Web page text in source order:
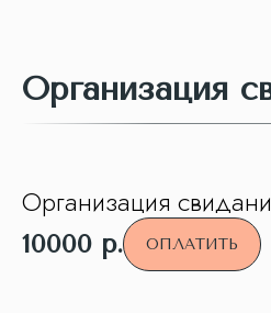
Организация
Организация
10000 р. ОПЛАТИТЬ